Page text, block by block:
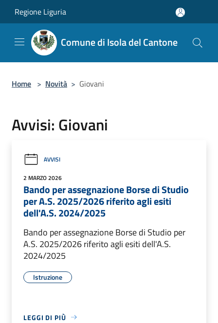
Regione Liguria
Comune di Isola del Cantone
Home > Novità > Giovani
Avvisi: Giovani
AVVISI
2 MARZO 2026
Bando per assegnazione Borse di Studio
per A.S. 2025/2026 riferito agli esiti
dell'A.S. 2024/2025
Bando per assegnazione Borse di Studio per
A.S. 2025/2026 riferito agli esiti dell'A.S.
2024/2025
Istruzione
LEGGI DI PIÙ